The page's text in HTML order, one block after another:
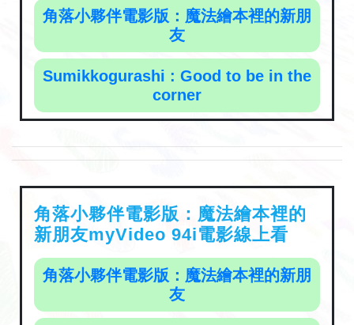
角落小夥伴電影版：魔法繪本裡的新朋
友
Sumikkogurashi : Good to be in the
corner
角落小夥伴電影版：魔法繪本裡的
新朋友myVideo 94i電影線上看
角落小夥伴電影版：魔法繪本裡的新朋
友